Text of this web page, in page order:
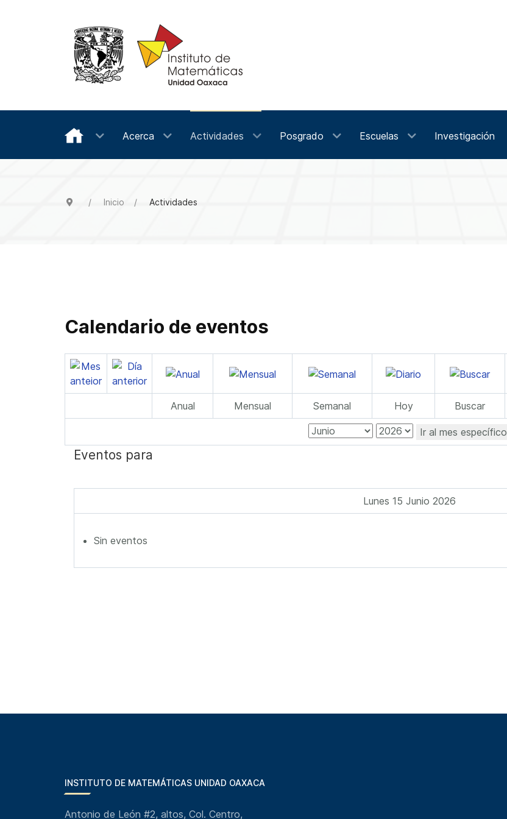
Acerca Actividades Posgrado Escuelas Investigación
Inicio Actividades
Calendario de eventos
Anual Mensual Semanal Hoy Buscar
Ir al mes específico
Eventos para
Lunes 15 Junio 2026
Sin eventos
INSTITUTO DE MATEMÁTICAS UNIDAD OAXACA
Antonio de León #2, altos, Col. Centro,